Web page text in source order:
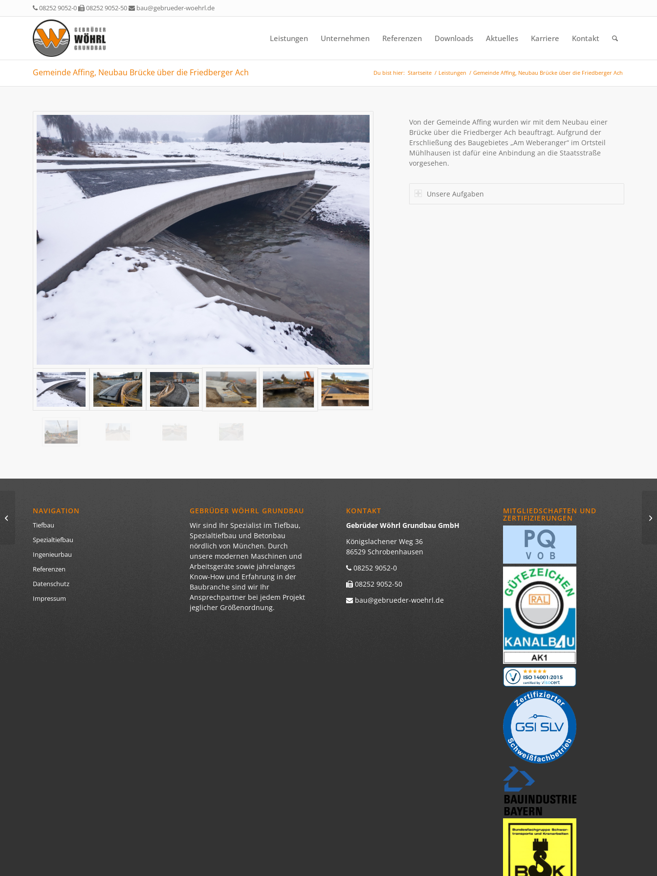
08252 9052-0 08252 9052-50 bau@gebrueder-woehrl.de
Leistungen Unternehmen Referenzen Downloads Aktuelles Karriere Kontakt
Gemeinde Affing, Neubau Brücke über die Friedberger Ach Du bist hier: Startseite / Leistungen / Gemeinde Affing, Neubau Brücke über die Friedberger Ach
Von der Gemeinde Affing wurden wir mit dem Neubau einer
Brücke über die Friedberger Ach beauftragt. Aufgrund der
Erschließung des Baugebietes „Am Weberanger“ im Ortsteil
Mühlhausen ist dafür eine Anbindung an die Staatsstraße
vorgesehen.
Unsere Aufgaben
NAVIGATION
Tiefbau
Spezialtiefbau
Ingenieurbau
Referenzen
Datenschutz
Impressum
GEBRÜDER WÖHRL GRUNDBAU
Wir sind Ihr Spezialist im Tiefbau,
Spezialtiefbau und Betonbau
nördlich von München. Durch
unsere modernen Maschinen und
Arbeitsgeräte sowie jahrelanges
Know-How und Erfahrung in der
Baubranche sind wir Ihr
Ansprechpartner bei jedem Projekt
jeglicher Größenordnung.
KONTAKT
Gebrüder Wöhrl Grundbau GmbH
Königslachener Weg 36
86529 Schrobenhausen
08252 9052-0
08252 9052-50
bau@gebrueder-woehrl.de
MITGLIEDSCHAFTEN UND
ZERTIFIZIERUNGEN
Gemeinde Brunnen,
Hohenried